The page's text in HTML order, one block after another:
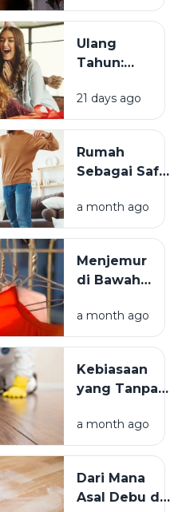
Saat Ulang
Ulang
Tahun:
Momen
Bertambah
Terasa
Istimewa?
21 days ago
Rumah
Sebagai Safe
Mengapa
Lingkungan
Tinggal yang
Bersih
Kesejahteraan
Kita?
a month ago
Menjemur
di Bawah
atau Di
Tempat
Mana yang
Lebih
a month ago
Kebiasaan
yang Tanpa
Mengundang
Kecoak,
Hama
Lainnya Ke
a month ago
Dari Mana
Asal Debu di